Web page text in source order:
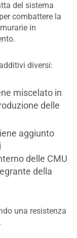
del sistema
combattere la
in
diversi:
miscelato in
delle
aggiunto
delle CMU
della
una resistenza